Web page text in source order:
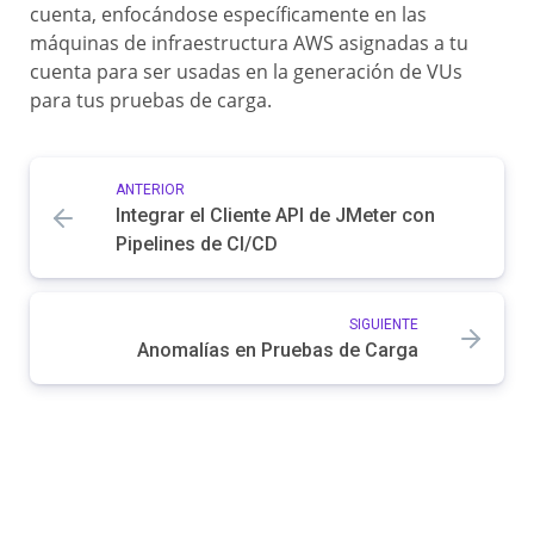
cuenta, enfocándose específicamente en las
máquinas de infraestructura AWS asignadas a tu
cuenta para ser usadas en la generación de VUs
para tus pruebas de carga.
ANTERIOR
Integrar el Cliente API de JMeter con
Pipelines de CI/CD
SIGUIENTE
Anomalías en Pruebas de Carga